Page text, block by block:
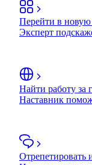
Перейти в
Эксперт
Найти работу за
Наставник
Отрепетировать